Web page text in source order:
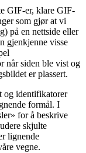
GIF-er, klare GIF-
som gjør at vi
på en nettside eller
gjenkjenne visse
når siden ble vist og
er plassert.
og identifikatorer
formål. I
for å beskrive
skjulte
lignende
vegne.